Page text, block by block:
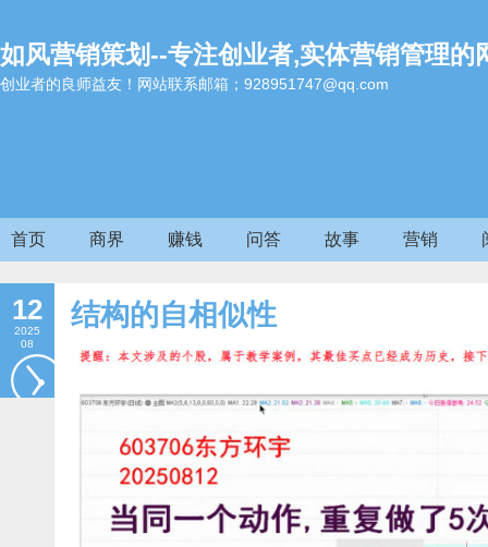
如风营销策划--专注创业者,实体营销管理的
创业者的良师益友！网站联系邮箱；928951747@qq.com
首页 商界 赚钱 问答 故事 营销
12
2025
08
结构的自相似性